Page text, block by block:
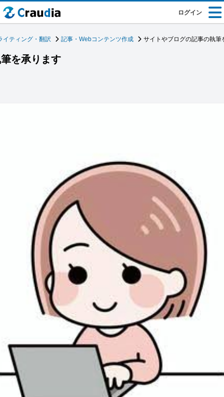
ログイン
イティング・翻訳 記事・Webコンテンツ作成 サイトやブログの記事の執筆
を承ります